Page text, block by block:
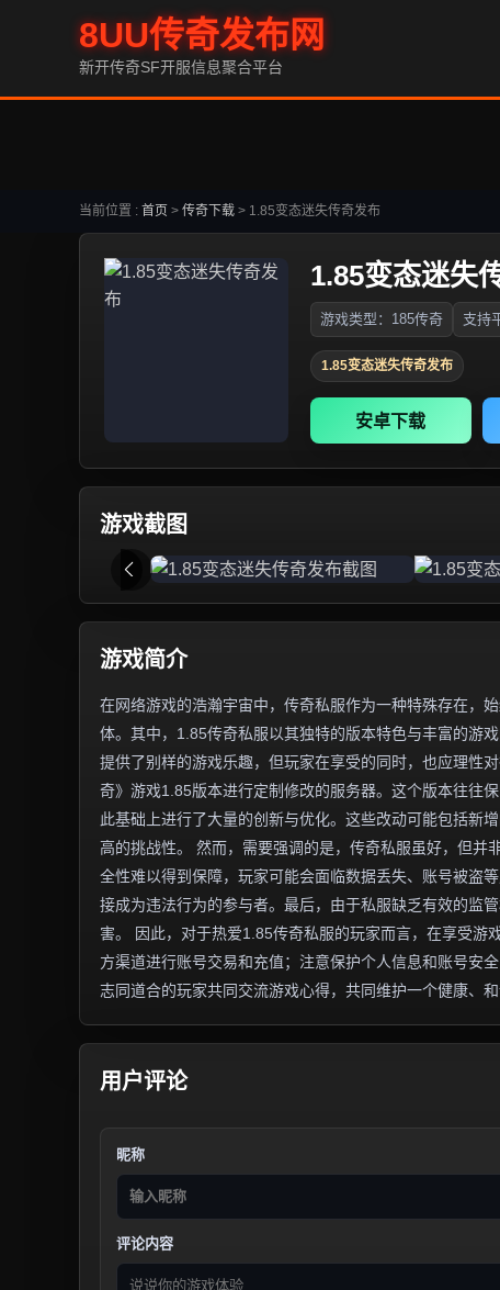
8UU传奇发布网
新开传奇SF开服信息聚合平台
当前位置 : 首页 > 传奇下载 > 1.85变态迷失传奇发布
1.85变态迷失
游戏类型：185传奇 支持
1.85变态迷失传奇发布
安卓下载
游戏截图
游戏简介
在网络游戏的浩瀚宇宙中，传奇私服作为一种特殊存在，
体。其中，1.85传奇私服以其独特的版本特色与丰富的游
提供了别样的游戏乐趣，但玩家在享受的同时，也应理性
奇》游戏1.85版本进行定制修改的服务器。这个版本往往
此基础上进行了大量的创新与优化。这些改动可能包括新
高的挑战性。 然而，需要强调的是，传奇私服虽好，但并
全性难以得到保障，玩家可能会面临数据丢失、账号被盗
接成为违法行为的参与者。最后，由于私服缺乏有效的监
害。 因此，对于热爱1.85传奇私服的玩家而言，在享受游
方渠道进行账号交易和充值；注意保护个人信息和账号安
志同道合的玩家共同交流游戏心得，共同维护一个健康、和
用户评论
昵称
评论内容